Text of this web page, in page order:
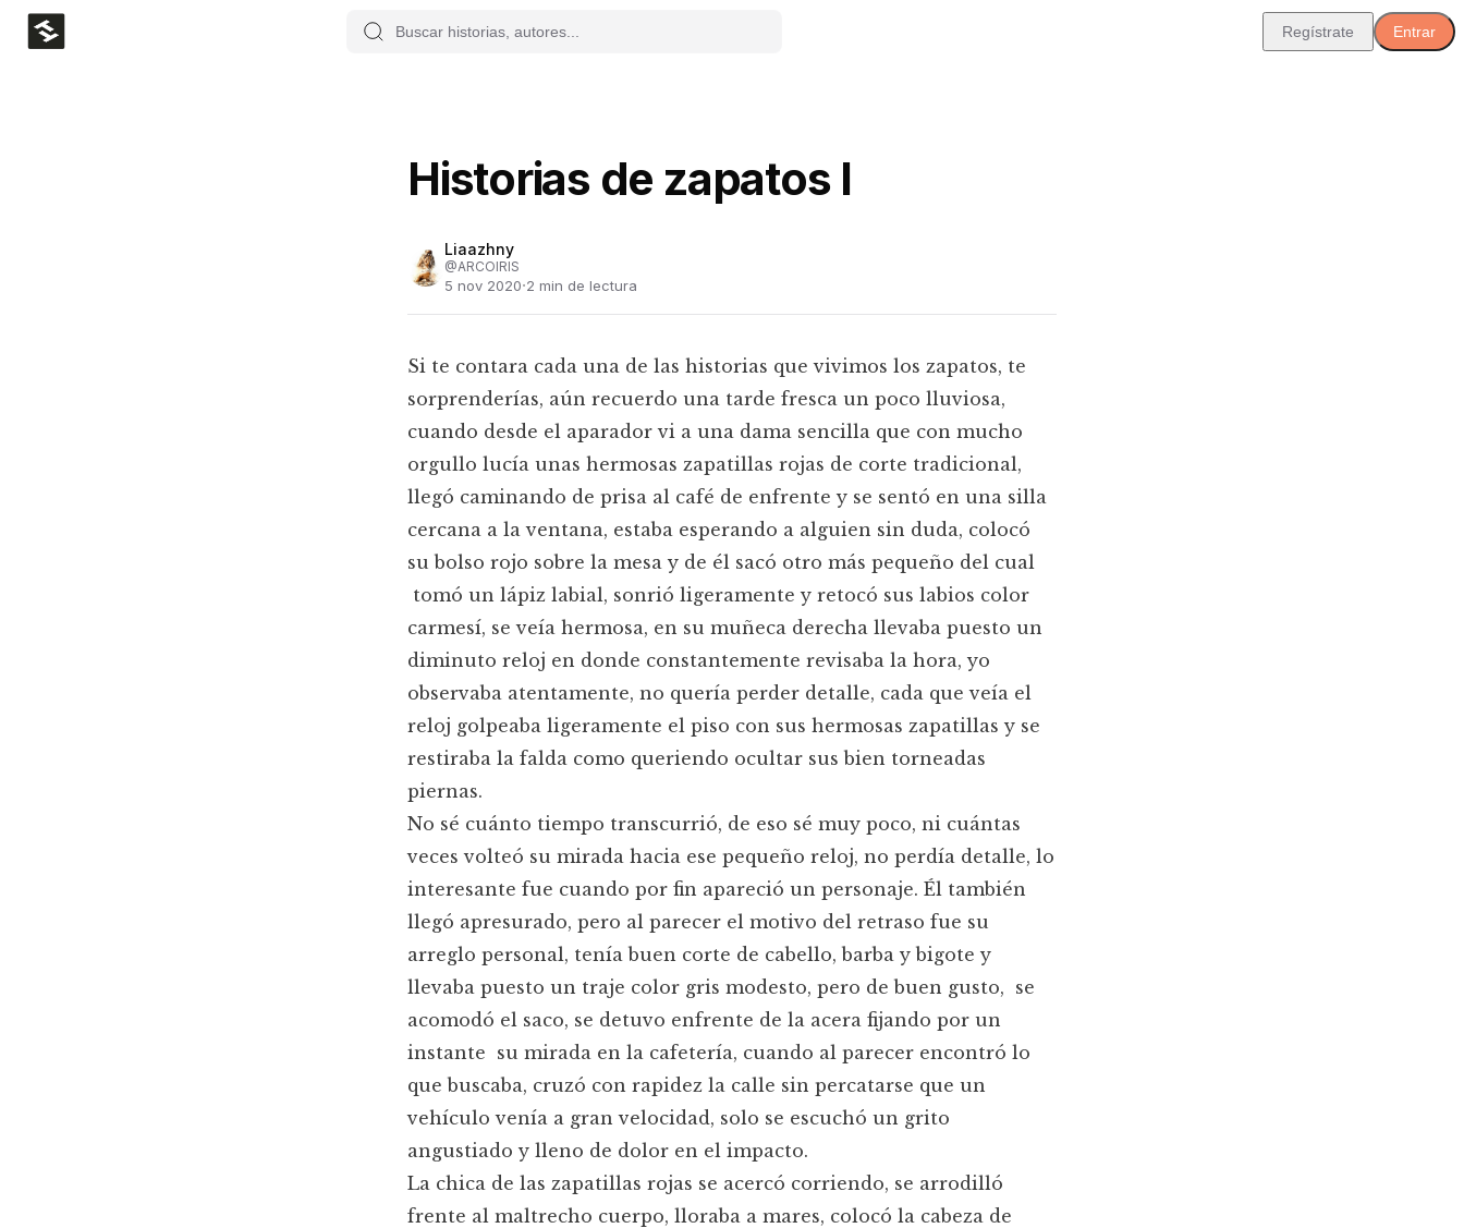
Regístrate Entrar
Historias de zapatos I
Liaazhny
@ARCOIRIS
5 nov 2020·2 min de lectura
Si te contara cada una de las historias que vivimos los zapatos, te
sorprenderías, aún recuerdo una tarde fresca un poco lluviosa,
cuando desde el aparador vi a una dama sencilla que con mucho
orgullo lucía unas hermosas zapatillas rojas de corte tradicional,
llegó caminando de prisa al café de enfrente y se sentó en una silla
cercana a la ventana, estaba esperando a alguien sin duda, colocó
su bolso rojo sobre la mesa y de él sacó otro más pequeño del cual
tomó un lápiz labial, sonrió ligeramente y retocó sus labios color
carmesí, se veía hermosa, en su muñeca derecha llevaba puesto un
diminuto reloj en donde constantemente revisaba la hora, yo
observaba atentamente, no quería perder detalle, cada que veía el
reloj golpeaba ligeramente el piso con sus hermosas zapatillas y se
restiraba la falda como queriendo ocultar sus bien torneadas
piernas.
No sé cuánto tiempo transcurrió, de eso sé muy poco, ni cuántas
veces volteó su mirada hacia ese pequeño reloj, no perdía detalle, lo
interesante fue cuando por fin apareció un personaje. Él también
llegó apresurado, pero al parecer el motivo del retraso fue su
arreglo personal, tenía buen corte de cabello, barba y bigote y
llevaba puesto un traje color gris modesto, pero de buen gusto, se
acomodó el saco, se detuvo enfrente de la acera fijando por un
instante su mirada en la cafetería, cuando al parecer encontró lo
que buscaba, cruzó con rapidez la calle sin percatarse que un
vehículo venía a gran velocidad, solo se escuchó un grito
angustiado y lleno de dolor en el impacto.
La chica de las zapatillas rojas se acercó corriendo, se arrodilló
frente al maltrecho cuerpo, lloraba a mares, colocó la cabeza de